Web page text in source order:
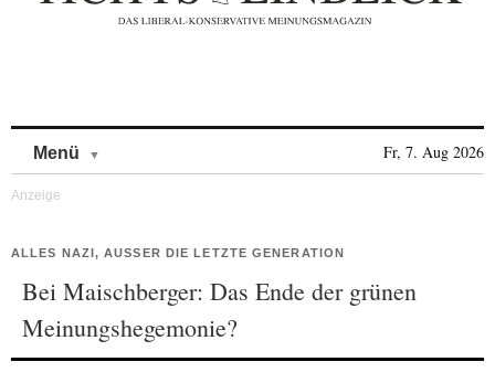
Menü Fr, 7. Aug 2026
ALLES NAZI, AUSSER DIE LETZTE GENERATION
Bei Maischberger: Das Ende der grünen
Meinungshegemonie?